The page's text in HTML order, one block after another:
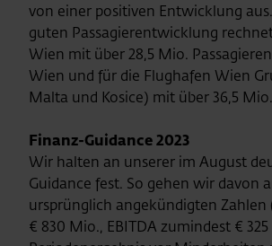
von einer positiven Entwicklung
guten Passagierentwicklung
Wien mit über 28,5 Mio.
Wien und für die Flughafen Wien
Malta und Kosice) mit über 36,5
Finanz-Guidance 2023
Wir halten an unserer im August
Guidance fest. So gehen wir davon
ursprünglich angekündigten Zahlen
€ 830 Mio., EBITDA zumindest €